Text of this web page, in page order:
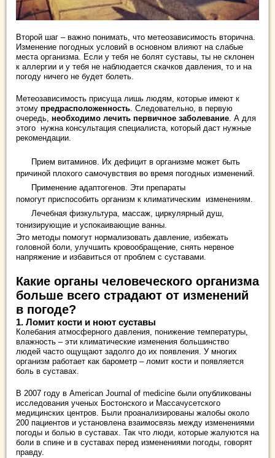
Второй шаг – важно понимать, что метеозависимость вторична.
Изменение погодных условий в основном влияют на слабые
места организма. Если у тебя не болят суставы, ты не склонен
к аллергии и у тебя не наблюдается скачков давления, то и на
погоду ничего не будет болеть.
Метеозависимость присуща лишь людям, которые имеют к
этому предрасположенность. Следовательно, в первую
очередь, необходимо лечить первичное заболевание. А для
этого нужна консультация специалиста, который даст нужные
рекомендации.
Прием витаминов. Их дефицит в организме может быть
причиной плохого самочувствия во время погодных изменений.
Применение адаптогенов. Эти препараты
помогут приспособить организм к климатическим изменениям.
Лечебная физкультура, массаж, циркулярный душ,
тонизирующие и успокаивающие ванны.
Это методы помогут нормализовать давление, избежать
головной боли, улучшить кровообращение, снять нервное
напряжение и избавиться от проблем с суставами.
Какие органы человеческого организма
больше всего страдают от изменений
в погоде?
1. Ломит кости и ноют суставы
Колебания атмосферного давления, понижение температуры,
влажность – эти климатические изменения большинство
людей часто ощущают задолго до их появления. У многих
организм работает как барометр – ломит кости и появляется
боль в суставах.
В 2007 году в American Journal of medicine были опубликованы
исследования ученых Бостонского и Массачусетского
медицинских центров. Были проанализированы жалобы около
200 пациентов и установлена взаимосвязь между изменениями
погоды и болью в суставах. Так что люди, которые жалуются на
боли в спине и в суставах перед изменениями погоды, говорят
правду.